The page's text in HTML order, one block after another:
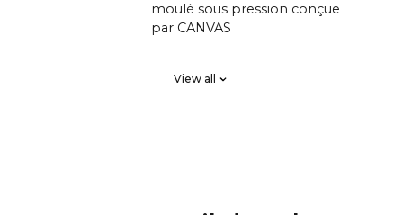
moulé sous pression conçue
par CANVAS
faible perte, haute précision,
View all